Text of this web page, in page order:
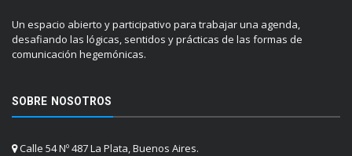
Un espacio abierto y participativo para trabajar una agenda,
desafiando las lógicas, sentidos y prácticas de las formas de
comunicación hegemónicas.
SOBRE NOSOTROS
Calle 54 Nº 487 La Plata, Buenos Aires.